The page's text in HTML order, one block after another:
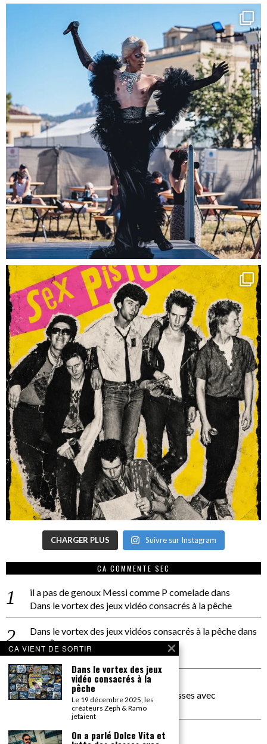
CHARGER PLUS Suivre sur Instagram
CA COMMENTE SEC
il a pas de genoux Messi comme P comeladedans
Dans le vortex des jeux vidéo consacrés à la pêche
Dans le vortex des jeux vidéos consacrés à la pêchedans
PACÔME THIELLEMENT
La séance d’Hip Gnose
La Patrie
dans
On a parlé Dolce Vita et lutte des classes avec
Bernardino Femminielli
carte noire negra à l'o tiededans
CA VIENT DE SORTIR
Dans le vortex des jeux
vidéo consacrés à la
pêche
Le 19 décembre 2025, les
créateurs Zeph & Ramo
jetaient
On a parlé Dolce Vita et